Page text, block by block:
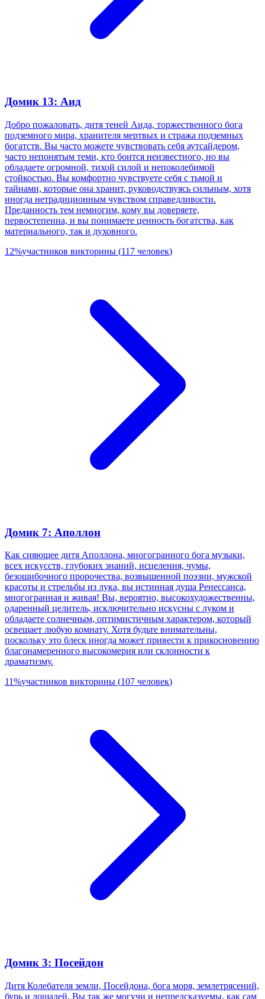
Домик 13: Аид
Добро пожаловать, дитя теней Аида, торжественного бога
подземного мира, хранителя мертвых и стража подземных
богатств. Вы часто можете чувствовать себя аутсайдером,
часто непонятым теми, кто боится неизвестного, но вы
обладаете огромной, тихой силой и непоколебимой
стойкостью. Вы комфортно чувствуете себя с тьмой и
тайнами, которые она хранит, руководствуясь сильным, хотя
иногда нетрадиционным чувством справедливости.
Преданность тем немногим, кому вы доверяете,
первостепенна, и вы понимаете ценность богатства, как
материального, так и духовного.
12%участников викторины (117 человек)
Домик 7: Аполлон
Как сияющее дитя Аполлона, многогранного бога музыки,
всех искусств, глубоких знаний, исцеления, чумы,
безошибочного пророчества, возвышенной поэзии, мужской
красоты и стрельбы из лука, вы истинная душа Ренессанса,
многогранная и живая! Вы, вероятно, высокохудожественны,
одаренный целитель, исключительно искусны с луком и
обладаете солнечным, оптимистичным характером, который
освещает любую комнату. Хотя будьте внимательны,
поскольку это блеск иногда может привести к прикосновению
благонамеренного высокомерия или склонности к
драматизму.
11%участников викторины (107 человек)
Домик 3: Посейдон
Дитя Колебателя земли, Посейдона, бога моря, землетрясений,
бурь и лошадей. Вы так же могучи и непредсказуемы, как сам